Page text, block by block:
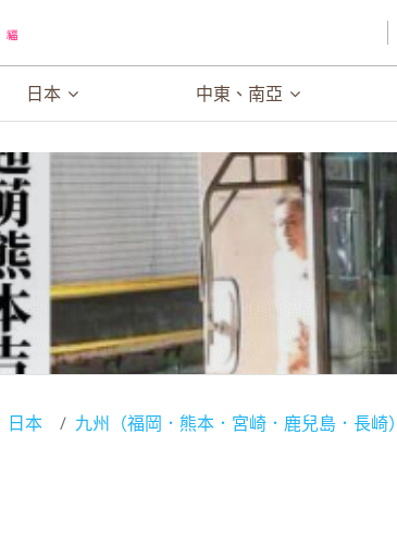
日本 中東、南亞
日本 九州（福岡．熊本．宮崎．鹿兒島．長崎）